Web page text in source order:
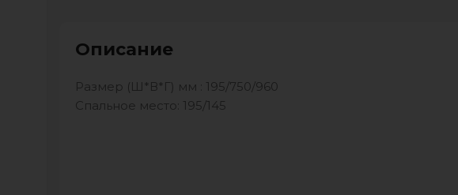
Описание
Размер (Ш*В*Г) мм : 195/750/960
Спальное место: 195/145